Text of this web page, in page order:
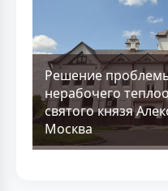
Решение
нерабочего
святого князя
Москва